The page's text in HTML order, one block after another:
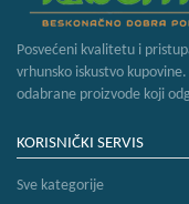
Posvećeni kvalitetu i
vrhunsko iskustvo
odabrane proizvode koji
KORISNIČKI SERVIS
Sve kategorije